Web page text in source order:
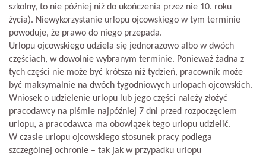
szkolny, to nie później niż do ukończenia przez nie 10. roku
życia). Niewykorzystanie urlopu ojcowskiego w tym terminie
powoduje, że prawo do niego przepada.
Urlopu ojcowskiego udziela się jednorazowo albo w dwóch
częściach, w dowolnie wybranym terminie. Ponieważ żadna z
tych części nie może być krótsza niż tydzień, pracownik może
być maksymalnie na dwóch tygodniowych urlopach ojcowskich.
Wniosek o udzielenie urlopu lub jego części należy złożyć
pracodawcy na piśmie najpóźniej 7 dni przed rozpoczęciem
urlopu, a pracodawca ma obowiązek tego urlopu udzielić.
W czasie urlopu ojcowskiego stosunek pracy podlega
szczególnej ochronie – tak jak w przypadku urlopu